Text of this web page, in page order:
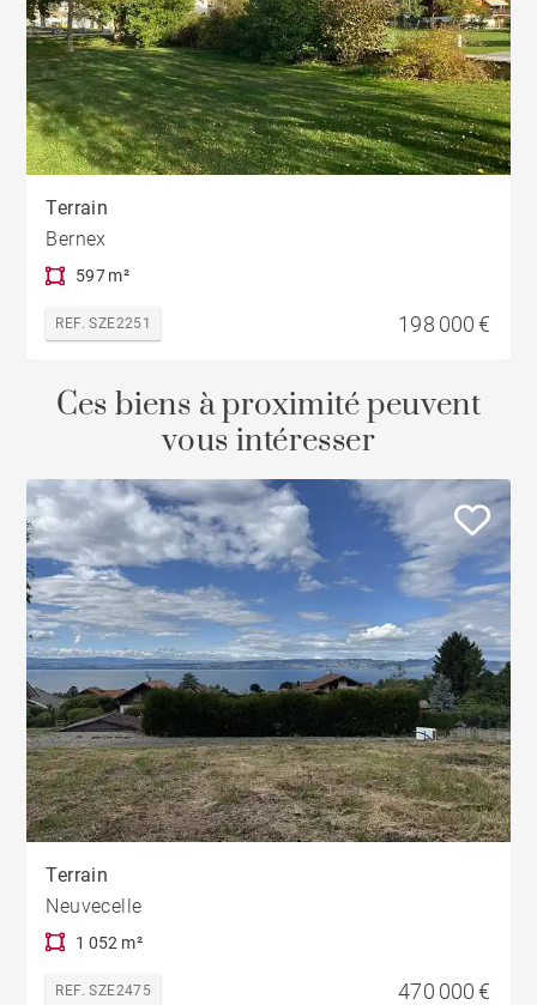
Terrain
Bernex
597 m²
REF. SZE2251 198 000 €
Ces biens à proximité peuvent
vous intéresser
Terrain
Neuvecelle
1 052 m²
REF. SZE2475 470 000 €